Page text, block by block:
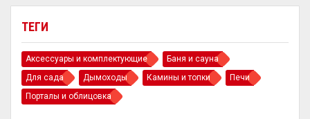
ТЕГИ
Аксессуары и комплектующие
Баня и сауна
Для сада
Дымоходы Камины и топки
Печи
Порталы и облицовка